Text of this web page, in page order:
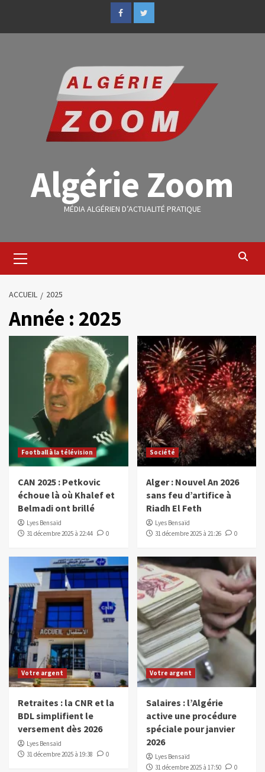
Algérie Zoom
MÉDIA ALGÉRIEN D’ACTUALITÉ PRATIQUE
ACCUEIL 2025
Année : 2025
Football à la télévision
CAN 2025 : Petkovic
échoue là où Khalef et
Belmadi ont brillé
Lyes Bensaïd
31 décembre 2025 à 22:44
0
Société
Alger : Nouvel An 2026
sans feu d’artifice à
Riadh El Feth
Lyes Bensaïd
31 décembre 2025 à 21:26
0
Votre argent
Retraites : la CNR et la
BDL simplifient le
versement dès 2026
Lyes Bensaïd
31 décembre 2025 à 19:38
0
Votre argent
Salaires : l’Algérie
active une procédure
spéciale pour janvier
2026
Lyes Bensaïd
31 décembre 2025 à 17:50
0